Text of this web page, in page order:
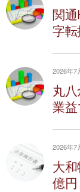
関
字
2026年7
丸
業
2026年7
大
億円